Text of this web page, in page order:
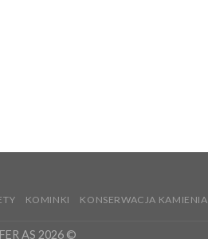
KOMINKI KONSERWACJA KAMIENIA
AS 2026 ©